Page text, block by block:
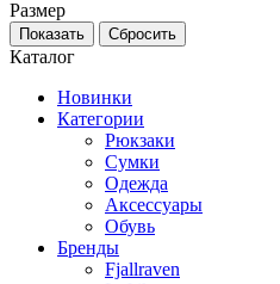
Размер
Каталог
Новинки
Категории
Рюкзаки
Сумки
Одежда
Аксессуары
Обувь
Бренды
Fjallraven